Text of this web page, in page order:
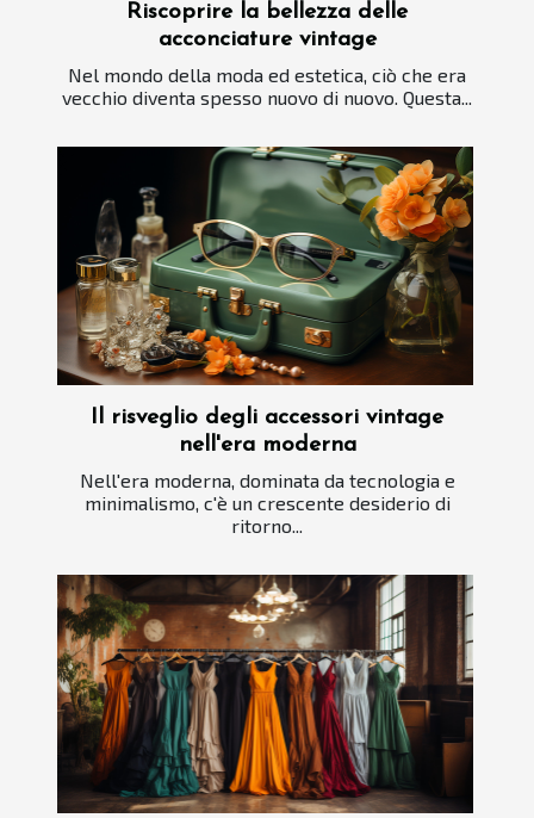
Riscoprire la bellezza delle
acconciature vintage
Nel mondo della moda ed estetica, ciò che era
vecchio diventa spesso nuovo di nuovo. Questa...
Il risveglio degli accessori vintage
nell'era moderna
Nell'era moderna, dominata da tecnologia e
minimalismo, c'è un crescente desiderio di
ritorno...